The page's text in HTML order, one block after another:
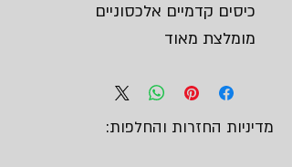
כיסים קדמיים אלכסוניים
מומלצת מאוד
מדיניות החזרות והחלפות: